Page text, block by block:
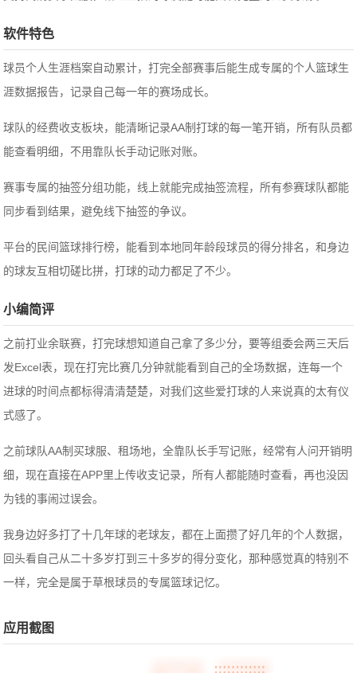
软件特色
球员个人生涯档案自动累计，打完全部赛事后能生成专属的个人篮球生
涯数据报告，记录自己每一年的赛场成长。
球队的经费收支板块，能清晰记录AA制打球的每一笔开销，所有队员都
能查看明细，不用靠队长手动记账对账。
赛事专属的抽签分组功能，线上就能完成抽签流程，所有参赛球队都能
同步看到结果，避免线下抽签的争议。
平台的民间篮球排行榜，能看到本地同年龄段球员的得分排名，和身边
的球友互相切磋比拼，打球的动力都足了不少。
小编简评
之前打业余联赛，打完球想知道自己拿了多少分，要等组委会两三天后
发Excel表，现在打完比赛几分钟就能看到自己的全场数据，连每一个
进球的时间点都标得清清楚楚，对我们这些爱打球的人来说真的太有仪
式感了。
之前球队AA制买球服、租场地，全靠队长手写记账，经常有人问开销明
细，现在直接在APP里上传收支记录，所有人都能随时查看，再也没因
为钱的事闹过误会。
我身边好多打了十几年球的老球友，都在上面攒了好几年的个人数据，
回头看自己从二十多岁打到三十多岁的得分变化，那种感觉真的特别不
一样，完全是属于草根球员的专属篮球记忆。
应用截图